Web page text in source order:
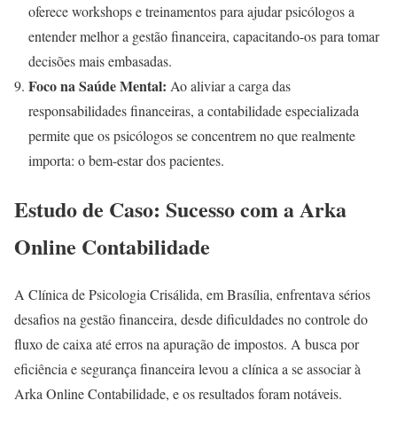
oferece workshops e treinamentos para ajudar psicólogos a
entender melhor a gestão financeira, capacitando-os para tomar
decisões mais embasadas.
Foco na Saúde Mental: Ao aliviar a carga das
responsabilidades financeiras, a contabilidade especializada
permite que os psicólogos se concentrem no que realmente
importa: o bem-estar dos pacientes.
Estudo de Caso: Sucesso com a Arka
Online Contabilidade
A Clínica de Psicologia Crisálida, em Brasília, enfrentava sérios
desafios na gestão financeira, desde dificuldades no controle do
fluxo de caixa até erros na apuração de impostos. A busca por
eficiência e segurança financeira levou a clínica a se associar à
Arka Online Contabilidade, e os resultados foram notáveis.